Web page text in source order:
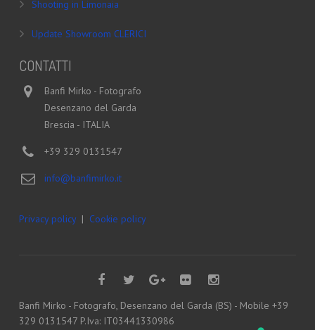
Shooting in Limonaia
Update Showroom CLERICI
CONTATTI
Banfi Mirko - Fotografo
Desenzano del Garda
Brescia - ITALIA
+39 329 0131547
info@banfimirko.it
Privacy policy| Cookie policy
Banfi Mirko - Fotografo, Desenzano del Garda (BS) - Mobile +39
329 0131547 P.Iva: IT03441330986